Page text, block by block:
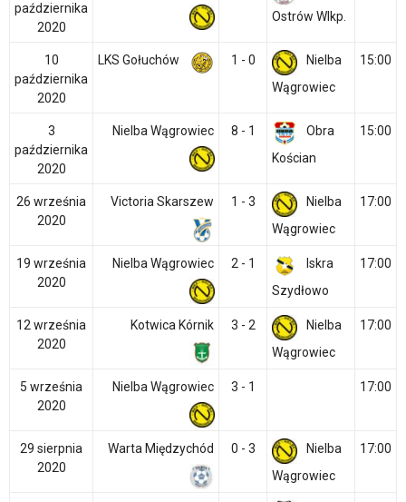
października
2020
Ostrów Wlkp.
10
października
2020
LKS Gołuchów 1 - 0
Nielba
Wągrowiec
15:00
3
października
2020
Nielba Wągrowiec 8 - 1
Obra
Kościan
15:00
26 września
2020
Victoria Skarszew 1 - 3
Nielba
Wągrowiec
17:00
19 września
2020
Nielba Wągrowiec 2 - 1
Iskra
Szydłowo
17:00
12 września
2020
Kotwica Kórnik 3 - 2
Nielba
Wągrowiec
17:00
5 września
2020
Nielba Wągrowiec 3 - 1 17:00
29 sierpnia
2020
Warta Międzychód 0 - 3
Nielba
Wągrowiec
17:00